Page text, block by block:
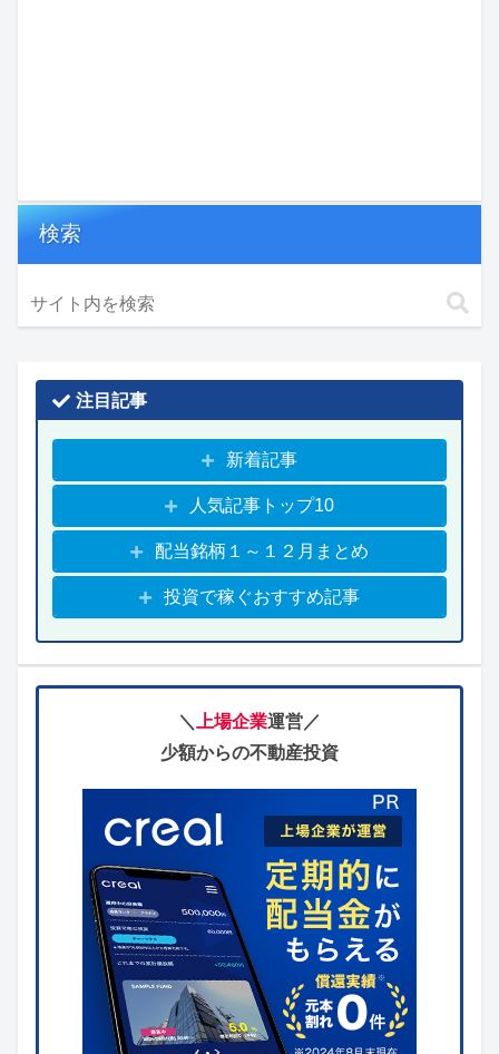
検索
注目記事
新着記事
人気記事トップ10
配当銘柄１～１２月まとめ
投資で稼ぐおすすめ記事
＼ 上場企業運営／
少額からの不動産投資